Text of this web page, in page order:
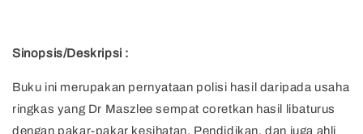
Sinopsis/Deskripsi :
Buku ini merupakan pernyataan polisi hasil daripada usaha
ringkas yang Dr Maszlee sempat coretkan hasil libaturus
dengan pakar-pakar kesihatan, Pendidikan, dan juga ahli